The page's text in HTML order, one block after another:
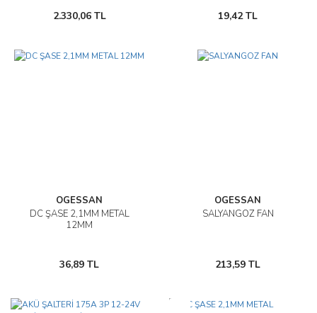
2.330,06 TL 19,42 TL
OGESSAN
DC ŞASE 2,1MM METAL
12MM
36,89 TL
OGESSAN
SALYANGOZ FAN
213,59 TL